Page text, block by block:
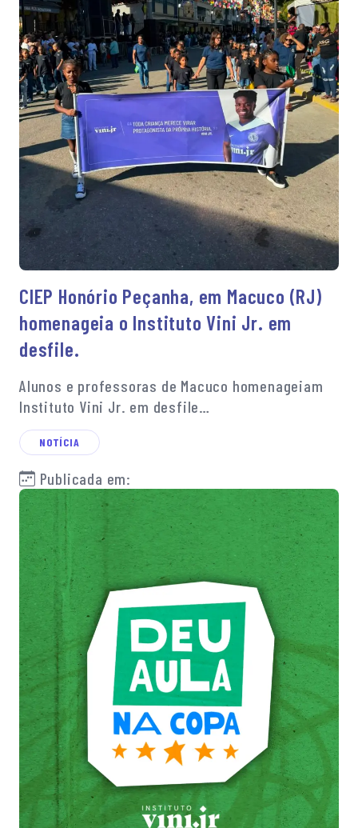
CIEP Honório Peçanha, em Macuco (RJ)
homenageia o Instituto Vini Jr. em
desfile.
Alunos e professoras de Macuco homenageiam
Instituto Vini Jr. em desfile…
NOTÍCIA
Publicada em: